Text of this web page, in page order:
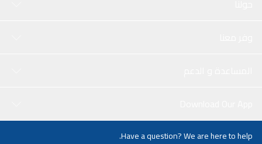
Have a question? We are here to help.